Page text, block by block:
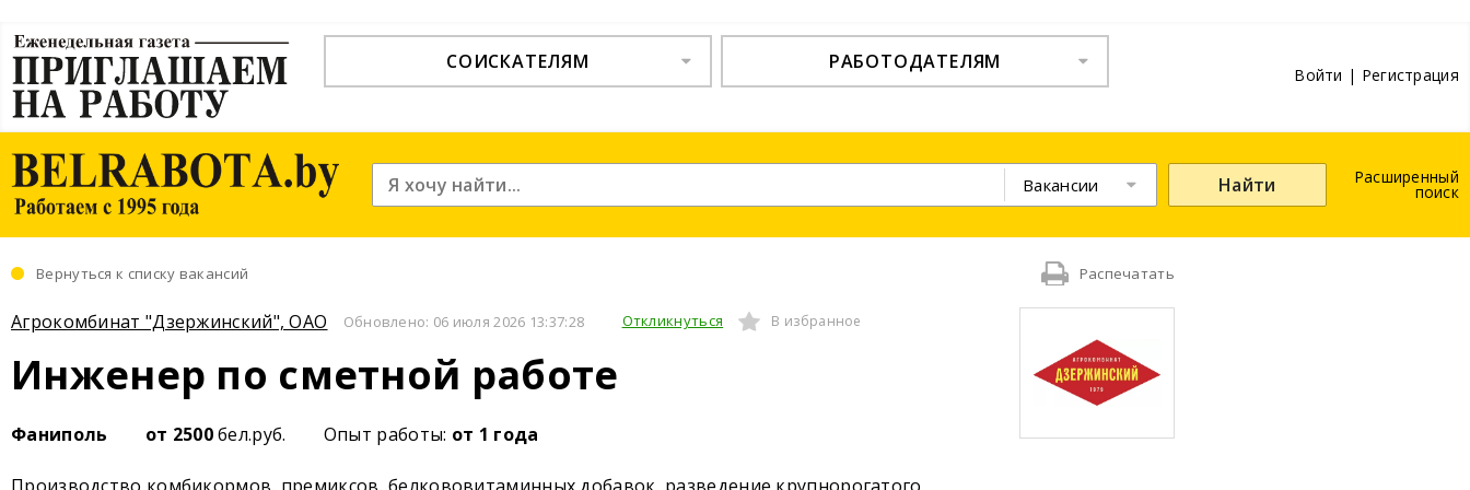
СОИСКАТЕЛЯМ РАБОТОДАТЕЛЯМ
Войти | Регистрация
Вакансии Найти Расширенный
поиск
Вернуться к списку вакансий Распечатать
Агрокомбинат "Дзержинский", ОАО Обновлено: 06 июля 2026 13:37:28 Откликнуться В избранное
Инженер по сметной работе
Фаниполь от 2500бел.руб. Опыт работы: от 1 года